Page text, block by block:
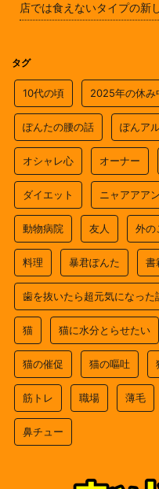
店では食えないタイプの新
タグ
10代の頃 2025年の休み
ぽんたの腰の話 ぽんア
オシャレ心 オーナー
ダイエット ニャアアアン
動物病院 友人 外の
料理 暴君ぽんた 書
歯を抜いたら超元気になった
猫 猫に水分とらせたい
猫の催促 猫の嘔吐
筋トレ 職場 薄毛
鼻チュー